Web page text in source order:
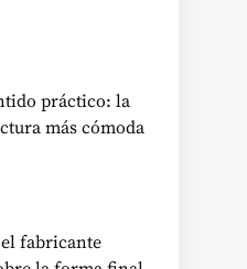
práctico: la
más cómoda
fabricante